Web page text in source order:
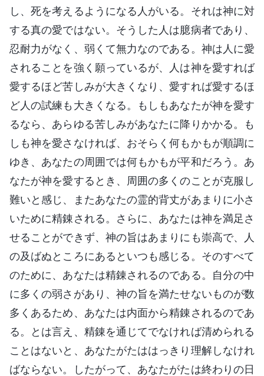
し、死を考えるようになる人がいる。それは神に対
する真の愛ではない。そうした人は臆病者であり、
忍耐力がなく、弱くて無力なのである。神は人に愛
されることを強く願っているが、人は神を愛すれば
愛するほど苦しみが大きくなり、愛すれば愛するほ
ど人の試練も大きくなる。もしもあなたが神を愛す
るなら、あらゆる苦しみがあなたに降りかかる。も
しも神を愛さなければ、おそらく何もかもが順調に
ゆき、あなたの周囲では何もかもが平和だろう。あ
なたが神を愛するとき、周囲の多くのことが克服し
難いと感じ、またあなたの霊的背丈があまりに小さ
いために精錬される。さらに、あなたは神を満足さ
せることができず、神の旨はあまりにも崇高で、人
の及ばぬところにあるといつも感じる。そのすべて
のために、あなたは精錬されるのである。自分の中
に多くの弱さがあり、神の旨を満たせないものが数
多くあるため、あなたは内面から精錬されるのであ
る。とは言え、精錬を通じてでなければ清められる
ことはないと、あなたがたははっきり理解しなけれ
ばならない。したがって、あなたがたは終わりの日